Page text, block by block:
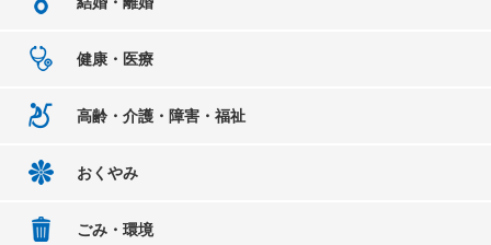
健康・医療
高齢・介護・障害・福祉
おくやみ
ごみ・環境